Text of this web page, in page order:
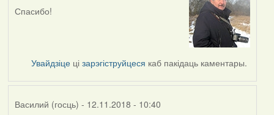
In
Harrier
Спасибо!
Увайдзіце цізарэгіструйцеся каб пакідаць каментары.
Василий (госць) - 12.11.2018 - 10:40